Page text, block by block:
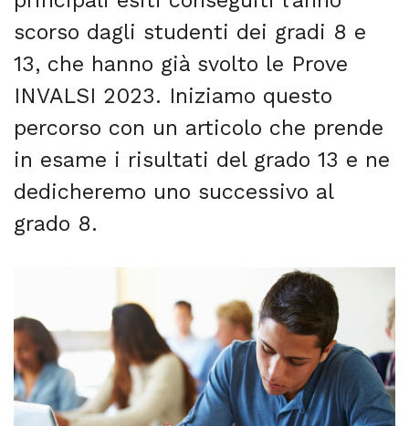
scorso dagli studenti dei gradi 8 e
13, che hanno già svolto le Prove
INVALSI 2023. Iniziamo questo
percorso con un articolo che prende
in esame i risultati del grado 13 e ne
dedicheremo uno successivo al
grado 8.